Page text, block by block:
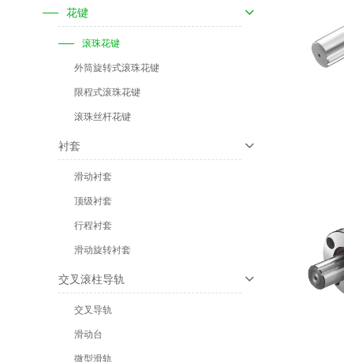
花键
滚珠花键
外筒旋转式滚珠花键
限程式滚珠花键
滚珠丝杆花键
衬套
滑动衬套
顶级衬套
行程衬套
滑动旋转衬套
交叉滚柱导轨
交叉导轨
滑动台
微型滑轨